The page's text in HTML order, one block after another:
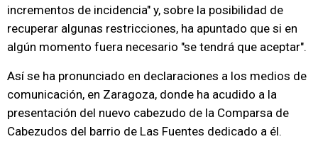
incrementos de incidencia" y, sobre la posibilidad de
recuperar algunas restricciones, ha apuntado que si en
algún momento fuera necesario "se tendrá que aceptar".
Así se ha pronunciado en declaraciones a los medios de
comunicación, en Zaragoza, donde ha acudido a la
presentación del nuevo cabezudo de la Comparsa de
Cabezudos del barrio de Las Fuentes dedicado a él.